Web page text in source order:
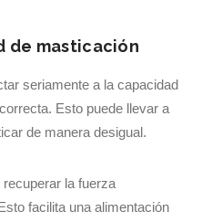
de masticación
seriamente a la capacidad
Esto puede llevar a
de manera desigual.
la fuerza
facilita una alimentación